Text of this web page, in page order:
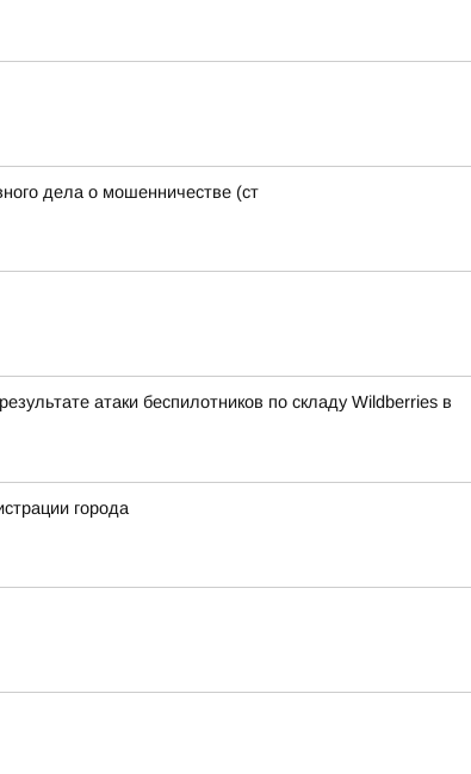
дела о мошенничестве (ст
атаки беспилотников по складу Wildberries в
города